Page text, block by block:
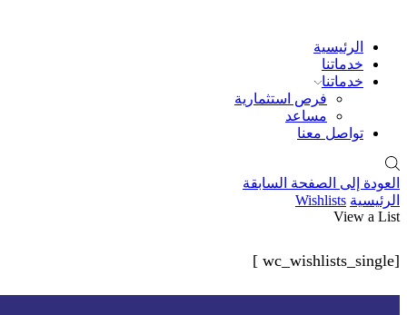
الرئيسية
خدماتنا
خدماتنا
فرص استثمارية
مساعد
تواصل معنا
العودة إلى الصفحة السابقة
الرئيسية Wishlists
View a List
[wc_wishlists_single ]